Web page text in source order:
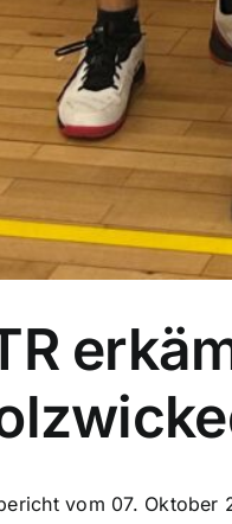
vom 07. Oktober